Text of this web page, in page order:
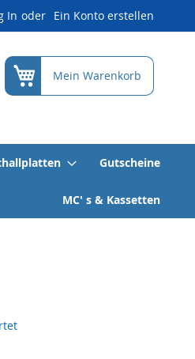
In Ein Konto erstellen
Mein Warenkorb
Gutscheine
MC' s & Kassetten